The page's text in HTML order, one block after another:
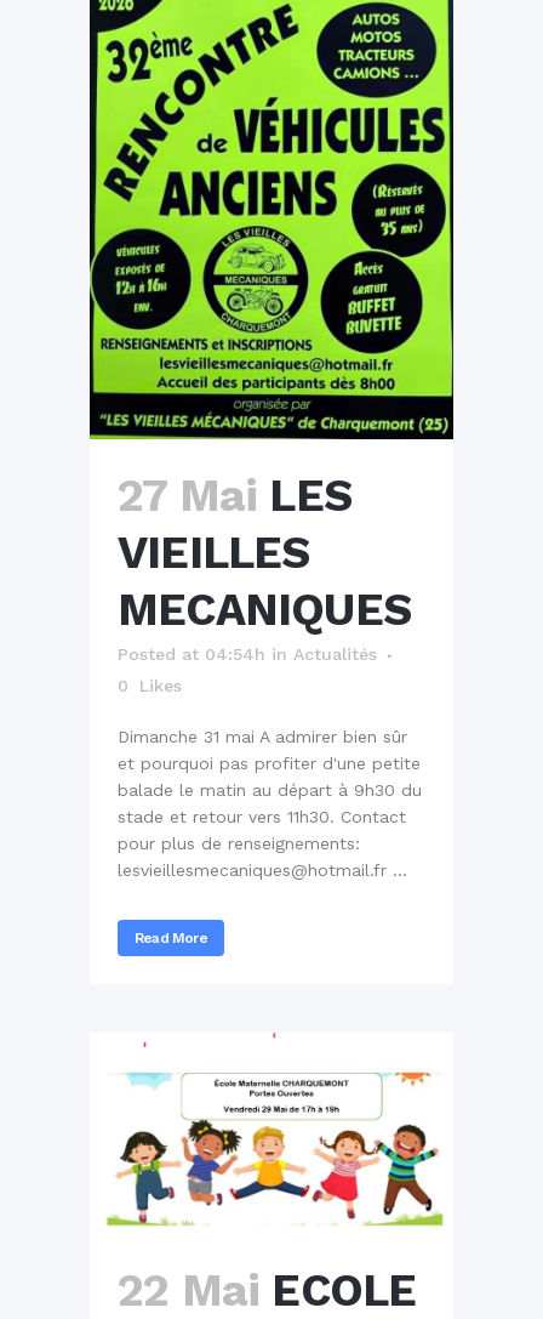
27 Mai LES
VIEILLES
MECANIQUES
Posted at 04:54h in Actualités
0
Likes
Dimanche 31 mai A admirer bien sûr
et pourquoi pas profiter d'une petite
balade le matin au départ à 9h30 du
stade et retour vers 11h30. Contact
pour plus de renseignements:
lesvieillesmecaniques@hotmail.fr ...
Read More
22 Mai ECOLE